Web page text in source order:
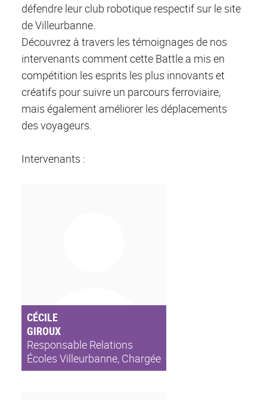
défendre leur club robotique respectif sur le site
de Villeurbanne.
Découvrez à travers les témoignages de nos
intervenants comment cette Battle a mis en
compétition les esprits les plus innovants et
créatifs pour suivre un parcours ferroviaire,
mais également améliorer les déplacements
des voyageurs.
Intervenants :
CÉCILE
GIROUX
Responsable Relations
Écoles Villeurbanne, Chargée
Recrutement chez Alstom